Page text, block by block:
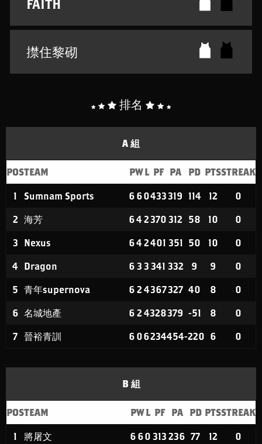
FAITH
㩒住黎砌
排名
A 組
POSTEAM PWL PF PA PD PTSSTREAK
1 Sumnam Sports 6 60433319 114 12 0
2 海芳 642370 312 58 10 0
3 Nexus 642401 351 50 10 0
4 Dragon 6 3 3 341 332 9 9 0
5 青年supernova 6 24367327 40 8 0
6 名城地產 6 24328379 -51 8 0
7 晉裕青訓 6 06234454-220 6 0
B 組
POSTEAM PWL PF PA PD PTSSTREAK
1 將屠文 6 60 313 236 77 12 0